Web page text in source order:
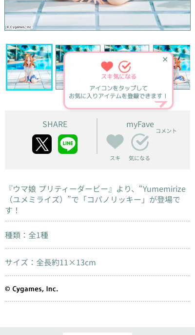
✕
スキ気になる
アイコンをタップして
お気に入りアイテムを登録できます！
SHARE myFave
スキ 気になる
コメント
『ウマ娘 プリティーダービー』より、“Yumemirize
（ユメミライズ）”で「コパノリッキー」が登場で
す！
種類：全1種
サイズ：全長約11×13cm